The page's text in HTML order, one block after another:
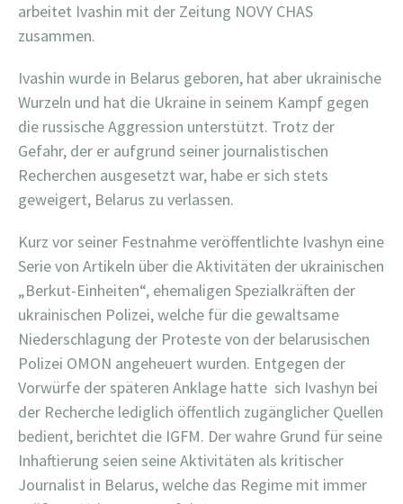
arbeitet Ivashin mit der Zeitung NOVY CHAS
zusammen.
Ivashin wurde in Belarus geboren, hat aber ukrainische
Wurzeln und hat die Ukraine in seinem Kampf gegen
die russische Aggression unterstützt. Trotz der
Gefahr, der er aufgrund seiner journalistischen
Recherchen ausgesetzt war, habe er sich stets
geweigert, Belarus zu verlassen.
Kurz vor seiner Festnahme veröffentlichte Ivashyn eine
Serie von Artikeln über die Aktivitäten der ukrainischen
„Berkut-Einheiten“, ehemaligen Spezialkräften der
ukrainischen Polizei, welche für die gewaltsame
Niederschlagung der Proteste von der belarusischen
Polizei OMON angeheuert wurden. Entgegen der
Vorwürfe der späteren Anklage hatte sich Ivashyn bei
der Recherche lediglich öffentlich zugänglicher Quellen
bedient, berichtet die IGFM. Der wahre Grund für seine
Inhaftierung seien seine Aktivitäten als kritischer
Journalist in Belarus, welche das Regime mit immer